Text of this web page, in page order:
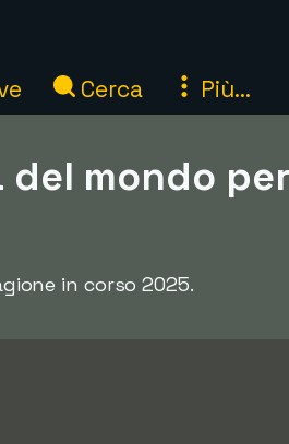
Cerca Più...
mondo per
in corso 2025.